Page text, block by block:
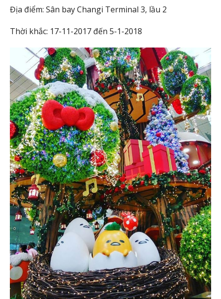
Địa điểm: Sân bay Changi Terminal 3, lầu 2
Thời khắc: 17-11-2017 đến 5-1-2018